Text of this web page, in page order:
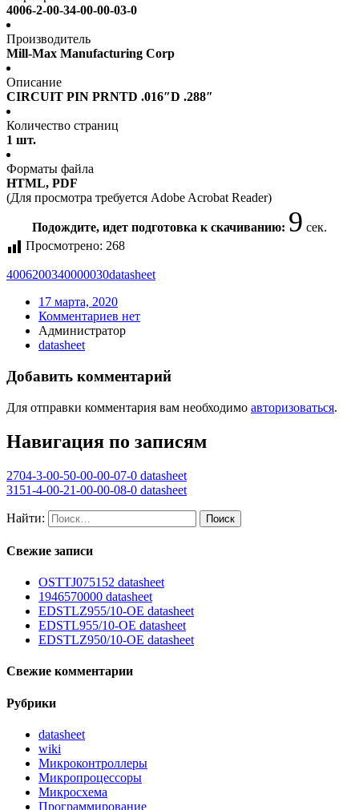
4006-2-00-34-00-00-03-0
Производитель
Mill-Max Manufacturing Corp
Описание
CIRCUIT PIN PRNTD .016″D .288″
Количество страниц
1 шт.
Форматы файла
HTML, PDF
(Для просмотра требуется Adobe Acrobat Reader)
Подождите, идет подготовка к скачиванию: 9 сек.
Просмотрено: 268
4006200340000030datasheet
17 марта, 2020
Комментариев нет
Администратор
datasheet
Добавить комментарий
Для отправки комментария вам необходимо авторизоваться.
Навигация по записям
2704-3-00-50-00-00-07-0 datasheet
3151-4-00-21-00-00-08-0 datasheet
Найти:
Свежие записи
OSTTJ075152 datasheet
1946570000 datasheet
EDSTLZ955/10-OE datasheet
EDSTL955/10-OE datasheet
EDSTLZ950/10-OE datasheet
Свежие комментарии
Рубрики
datasheet
wiki
Микроконтроллеры
Микропроцессоры
Микросхема
Программирование